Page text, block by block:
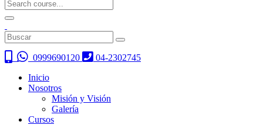
0999690120
04-2302745
Inicio
Nosotros
Misión y Visión
Galería
Cursos